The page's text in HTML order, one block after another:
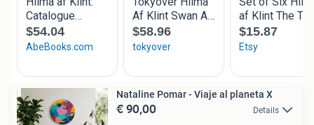
Nataline Pomar - Viaje al planeta X
€ 90,00 Details